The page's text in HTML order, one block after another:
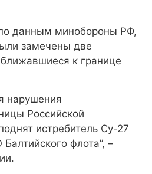
данным минобороны РФ,
замечены две
к границе
нарушения
Российской
истребитель Су-27
флота”, –